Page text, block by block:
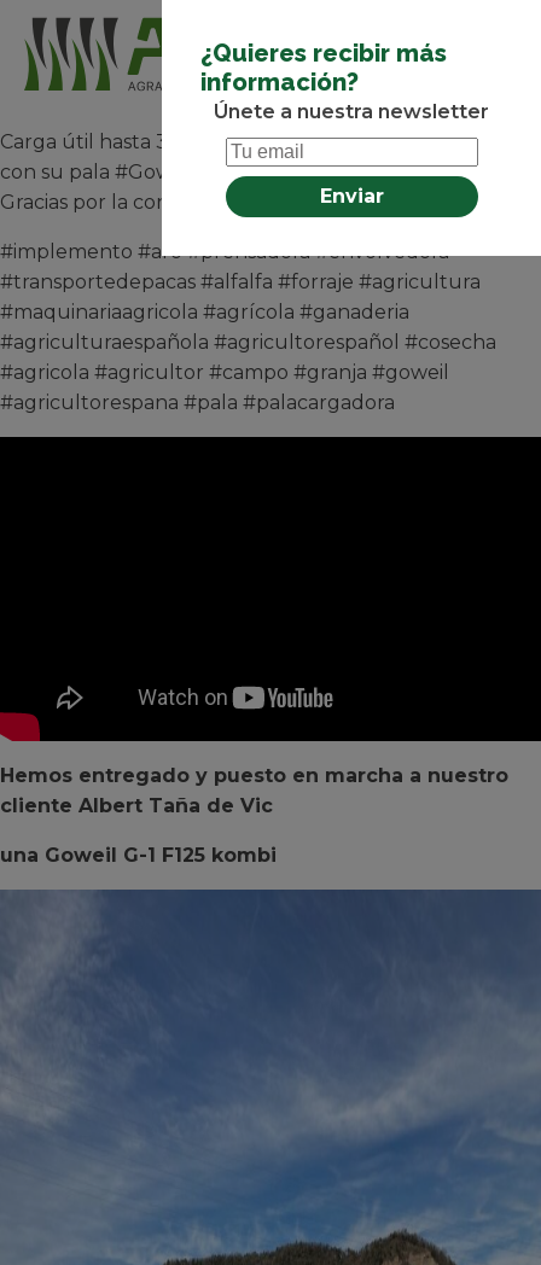
Carga útil hasta 3.500 kg. Imágenes de nuestro cliente
con su pala #Goweil, empleada para limpiar la gallinaza.
Gracias por la confianza 💪🏽
#implemento #aro #prensadora #envolvedora
#transportedepacas #alfalfa #forraje #agricultura
#maquinariaagricola #agrícola #ganaderia
#agriculturaespañola #agricultorespañol #cosecha
#agricola #agricultor #campo #granja #goweil
#agricultorespana #pala #palacargadora
Hemos entregado y puesto en marcha a nuestro
cliente Albert Taña de Vic
una Goweil G-1 F125 kombi
¿Quieres recibir más
información?
Únete a nuestra newsletter